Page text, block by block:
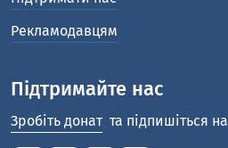
Рекламодавцям
Підтримайте нас
Зробіть донат та підпишіться